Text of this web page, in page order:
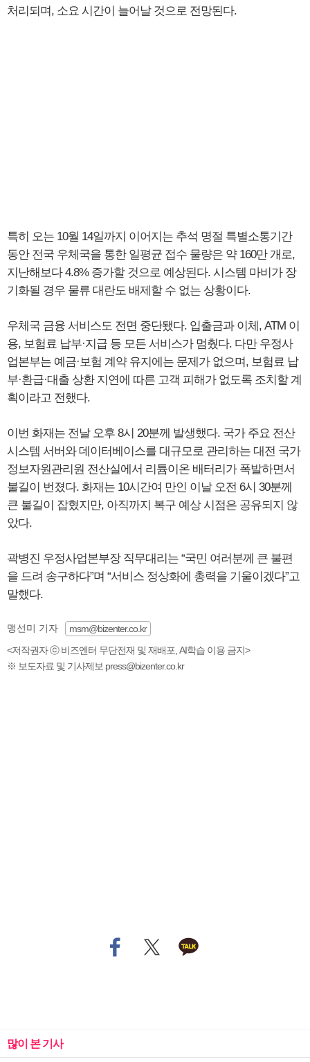
처리되며, 소요 시간이 늘어날 것으로 전망된다.
특히 오는 10월 14일까지 이어지는 추석 명절 특별소통기간
동안 전국 우체국을 통한 일평균 접수 물량은 약 160만 개로,
지난해보다 4.8% 증가할 것으로 예상된다. 시스템 마비가 장
기화될 경우 물류 대란도 배제할 수 없는 상황이다.
우체국 금융 서비스도 전면 중단됐다. 입출금과 이체, ATM 이
용, 보험료 납부·지급 등 모든 서비스가 멈췄다. 다만 우정사
업본부는 예금·보험 계약 유지에는 문제가 없으며, 보험료 납
부·환급·대출 상환 지연에 따른 고객 피해가 없도록 조치할 계
획이라고 전했다.
이번 화재는 전날 오후 8시 20분께 발생했다. 국가 주요 전산
시스템 서버와 데이터베이스를 대규모로 관리하는 대전 국가
정보자원관리원 전산실에서 리튬이온 배터리가 폭발하면서
불길이 번졌다. 화재는 10시간여 만인 이날 오전 6시 30분께
큰 불길이 잡혔지만, 아직까지 복구 예상 시점은 공유되지 않
았다.
곽병진 우정사업본부장 직무대리는 “국민 여러분께 큰 불편
을 드려 송구하다”며 “서비스 정상화에 총력을 기울이겠다”고
말했다.
맹선미 기자
msm@bizenter.co.kr
<저작권자 ⓒ 비즈엔터 무단전재 및 재배포, AI학습 이용 금지>
※ 보도자료 및 기사제보 press@bizenter.co.kr
많이 본 기사